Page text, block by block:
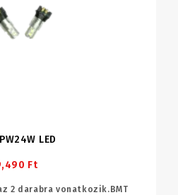
LED
Ft
2 darabra vonatkozik.BMT